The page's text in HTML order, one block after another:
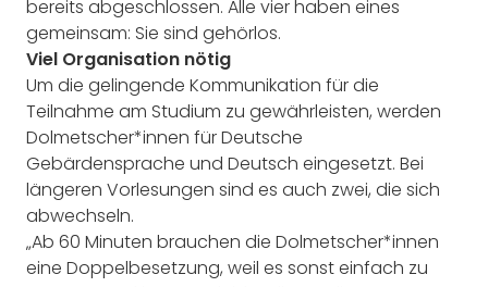
bereits abgeschlossen. Alle vier haben eines
gemeinsam: Sie sind gehörlos.
Viel Organisation nötig
Um die gelingende Kommunikation für die
Teilnahme am Studium zu gewährleisten, werden
Dolmetscher*innen für Deutsche
Gebärdensprache und Deutsch eingesetzt. Bei
längeren Vorlesungen sind es auch zwei, die sich
abwechseln.
„Ab 60 Minuten brauchen die Dolmetscher*innen
eine Doppelbesetzung, weil es sonst einfach zu